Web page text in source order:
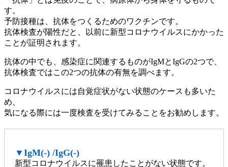
す。
予防接種は、抗体をつくるためのワクチンです。
抗体検査が陽性だと、以前に新型コロナウイルスにかかった
ことが証明されます。
抗体の中でも、感染症に関連するものがIgMとIgGの2つで、
抗体検査ではこの2つの抗体の有無を調べます。
コロナウイルスには自覚症状がない状態のケースも多いた
め、
気になる際には一度検査を受けてみることをお勧めします。
▼IgM(-) /IgG(-)
新型コロナウイルスに罹患したことがない状態です。